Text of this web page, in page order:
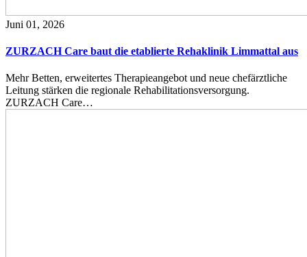
Juni 01, 2026
ZURZACH Care baut die etablierte Rehaklinik Limmattal aus
Mehr Betten, erweitertes Therapieangebot und neue chefärztliche
Leitung stärken die regionale Rehabilitationsversorgung.
ZURZACH Care…